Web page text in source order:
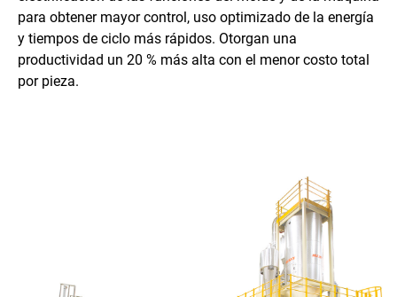
para obtener mayor control, uso optimizado de la energía
y tiempos de ciclo más rápidos. Otorgan una
productividad un 20 % más alta con el menor costo total
por pieza.